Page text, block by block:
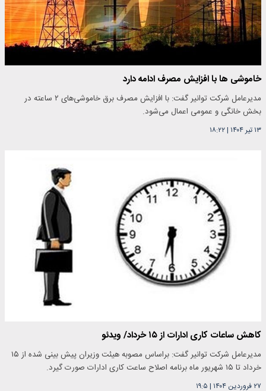
خاموشی ها با افزایش مصرف ادامه دارد
مدیرعامل شرکت توانیر گفت: با افزایش مصرف برق خاموشی‌های ۲ ساعته در
بخش خانگی و عمومی اعمال می‌شود.
۱۳ تیر ۱۴۰۴ |۱۸:۲۲
کاهش ساعات کاری ادارات از ۱۵ خرداد/ ویدئو
مدیرعامل شرکت توانیر گفت: براساس مصوبه هیئت وزیران پیش بینی شده از ۱۵
خرداد تا ۱۵ شهریور ماه برنامه اصلاح ساعت کاری ادارات صورت گیرد.
۲۷ فروردین ۱۴۰۴ | ۱۹:۵